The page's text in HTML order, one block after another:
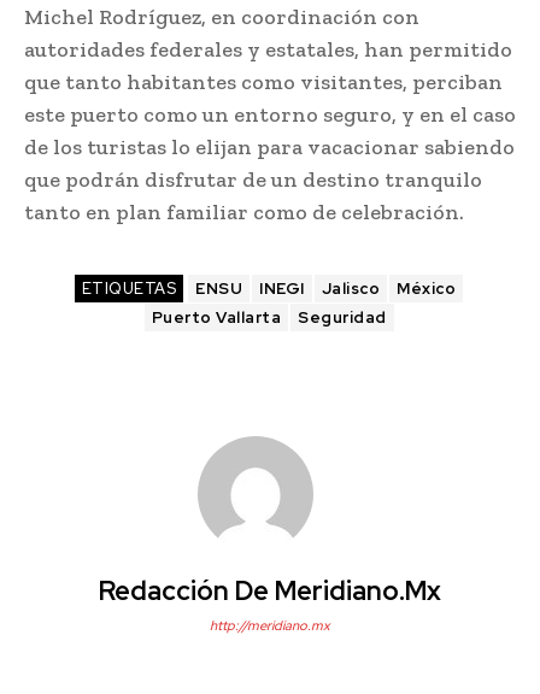
Michel Rodríguez, en coordinación con
autoridades federales y estatales, han permitido
que tanto habitantes como visitantes, perciban
este puerto como un entorno seguro, y en el caso
de los turistas lo elijan para vacacionar sabiendo
que podrán disfrutar de un destino tranquilo
tanto en plan familiar como de celebración.
ETIQUETAS ENSU INEGI Jalisco
México
Puerto Vallarta
Seguridad
Redacción De Meridiano.mx
http://meridiano.mx